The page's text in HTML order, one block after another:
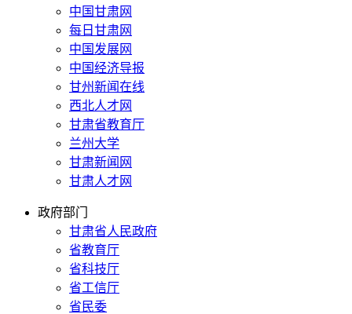
中国甘肃网
每日甘肃网
中国发展网
中国经济导报
甘州新闻在线
西北人才网
甘肃省教育厅
兰州大学
甘肃新闻网
甘肃人才网
政府部门
甘肃省人民政府
省教育厅
省科技厅
省工信厅
省民委